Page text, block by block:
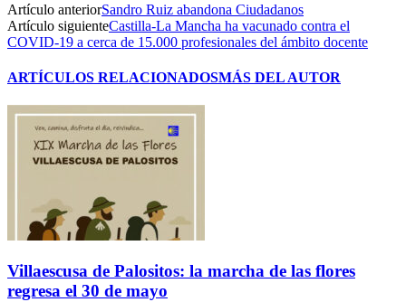
Artículo anteriorSandro Ruiz abandona Ciudadanos
Artículo siguienteCastilla-La Mancha ha vacunado contra el
COVID-19 a cerca de 15.000 profesionales del ámbito docente
ARTÍCULOS RELACIONADOSMÁS DEL AUTOR
Villaescusa de Palositos: la marcha de las flores
regresa el 30 de mayo